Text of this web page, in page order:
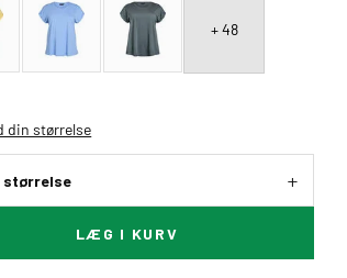
+ 48
din størrelse
LÆG I KURV